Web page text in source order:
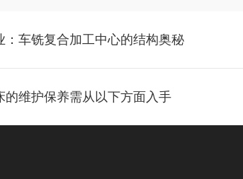
：车铣复合加工中心的结构奥秘
的维护保养需从以下方面入手